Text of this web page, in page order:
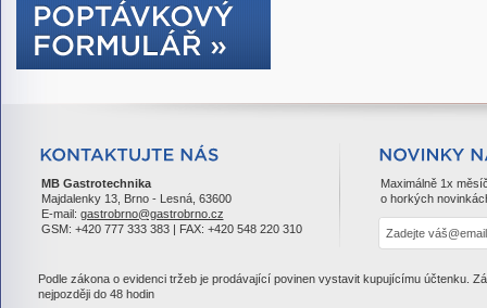
MB Gastrotechnika
Majdalenky 13, Brno - Lesná, 63600
E-mail: gastrobrno@gastrobrno.cz
GSM: +420 777 333 383 | FAX: +420 548 220 310
Maximálně 1x
o horkých
Podle zákona o evidenci tržeb je prodávající povinen vystavit kupujícímu účtenku.
nejpozději do 48 hodin